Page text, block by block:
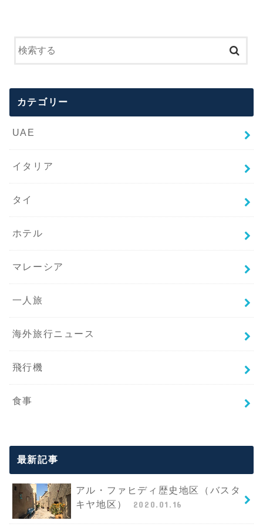
カテゴリー
UAE
イタリア
タイ
ホテル
マレーシア
一人旅
海外旅行ニュース
飛行機
食事
最新記事
アル・ファヒディ歴史地区（バスタ
キヤ地区）
2020.01.16